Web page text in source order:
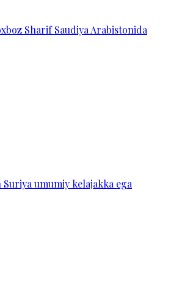
Sharif Saudiya Arabistonida
umumiy kelajakka ega